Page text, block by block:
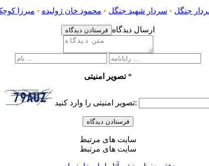
جنگل • سردار شهید جنگل • محمود خان ژولیده • میرزا
فرستادن دیدگاه ارسال دیدگاه
تصویر امنیتی *
تصویر امنیتی را وارد کنید:
سایت های مرتبط
سایت های مرتبط